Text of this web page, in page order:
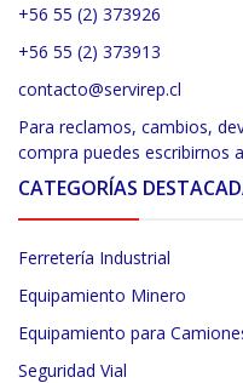
+56 55 (2) 373926
+56 55 (2) 373913
contacto@servirep.cl
Para reclamos, cambios,
compra puedes escribirnos
CATEGORÍAS
Ferretería Industrial
Equipamiento Minero
Equipamiento para
Seguridad Vial